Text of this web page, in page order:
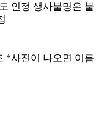
인정 생사불명은 불
*사진이 나오면 이름